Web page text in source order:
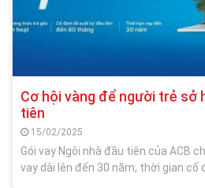
Cơ hội vàng để người trẻ sở
tiên
15/02/2025
Gói vay Ngôi nhà đầu tiên của ACB
vay dài lên đến 30 năm, thời gian cố